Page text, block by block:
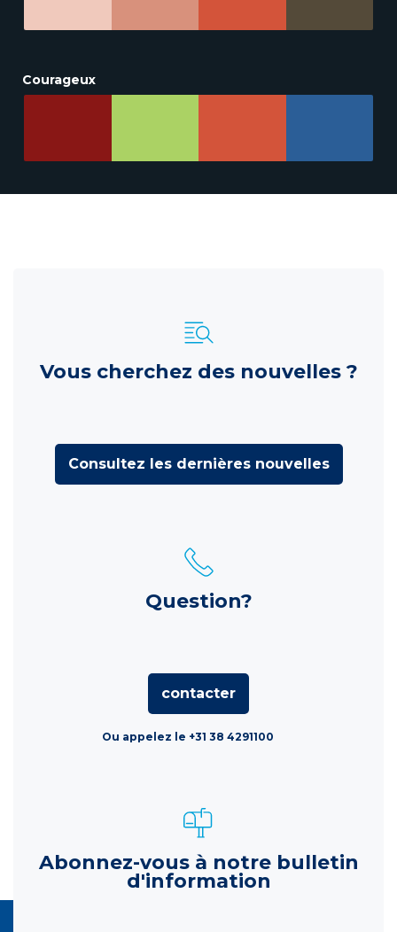
Courageux
Vous cherchez des nouvelles ?
Consultez les dernières nouvelles
Question?
contacter
Ou appelez le +31 38 4291100
Abonnez-vous à notre bulletin
d'information